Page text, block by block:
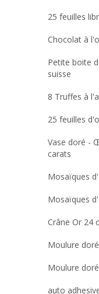
25 feuilles
Chocolat à
Petite boite
suisse
8 Truffes à
25 feuilles
Vase doré -
carats
Mosaïques
Mosaïques
Crâne Or 24
Moulure
Moulure
auto